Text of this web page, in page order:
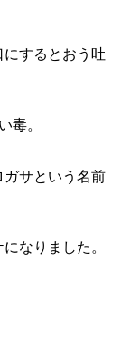
するとおう吐
毒。
ガサという名前
なりました。